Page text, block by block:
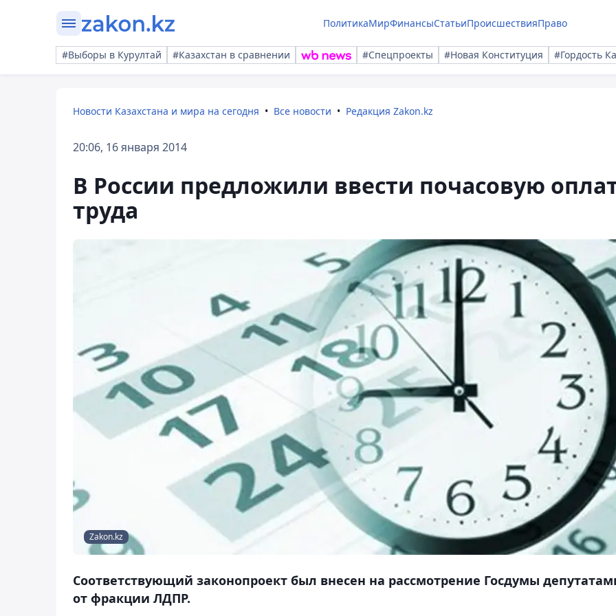
ПолитикаМирФинансыСтатьиПроисшествияПраво
#Выборы в Курултай #Казахстан в сравнении #Спецпроекты #Новая Конституция #Гордость
Новости Казахстана и мира на сегодня Все новости Редакция Zakon.kz
20:06, 16 января 2014
В России предложили ввести почасовую
труда
Zakon.kz
Соответствующий законопроект был внесен на рассмотрение Госдумы
от фракции ЛДПР.